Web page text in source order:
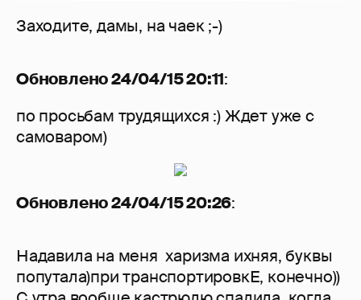
Заходите, дамы, на чаек ;-)
Обновлено 24/04/15 20:11:
по просьбам трудящихся :) Ждет уже с
самоваром)
Обновлено 24/04/15 20:26:
Надавила на меня харизма ихняя, буквы
попутала)при транспортировкЕ, конечно))